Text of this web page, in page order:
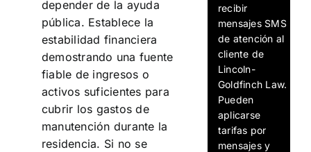
depender de la ayuda
pública. Establece la
estabilidad financiera
demostrando una fuente
fiable de ingresos o
activos suficientes para
cubrir los gastos de
manutención durante la
residencia. Si no se
recibir
mensajes SMS
de atención al
cliente de
Lincoln-
Goldfinch Law.
Pueden
aplicarse
tarifas por
mensajes y